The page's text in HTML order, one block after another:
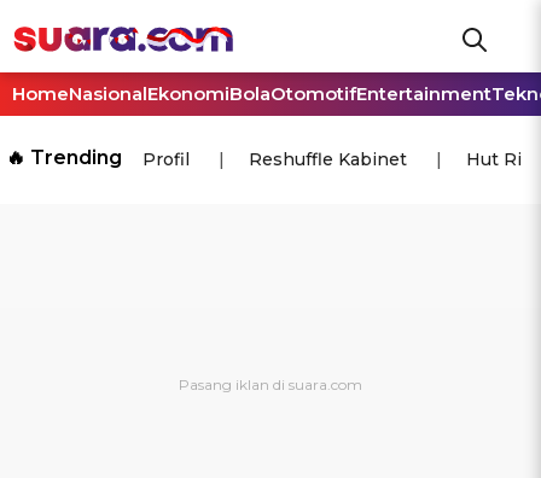
HomeNasionalEkonomiBolaOtomotifEntertainment
🔥 Trending Profil Reshuffle Kabinet Hut Ri